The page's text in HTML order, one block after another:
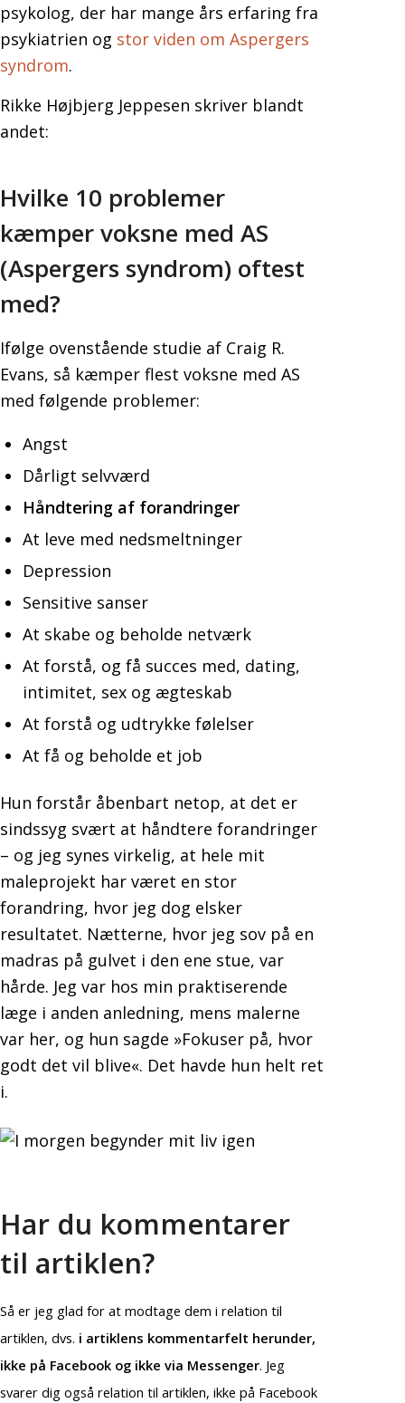
psykolog, der har mange års erfaring fra
psykiatrien og stor viden om Aspergers
syndrom.
Rikke Højbjerg Jeppesen skriver blandt
andet:
Hvilke 10 problemer
kæmper voksne med AS
(Aspergers syndrom) oftest
med?
Ifølge ovenstående studie af Craig R.
Evans, så kæmper flest voksne med AS
med følgende problemer:
Angst
Dårligt selvværd
Håndtering af forandringer
At leve med nedsmeltninger
Depression
Sensitive sanser
At skabe og beholde netværk
At forstå, og få succes med, dating,
intimitet, sex og ægteskab
At forstå og udtrykke følelser
At få og beholde et job
Hun forstår åbenbart netop, at det er
sindssyg svært at håndtere forandringer
– og jeg synes virkelig, at hele mit
maleprojekt har været en stor
forandring, hvor jeg dog elsker
resultatet. Nætterne, hvor jeg sov på en
madras på gulvet i den ene stue, var
hårde. Jeg var hos min praktiserende
læge i anden anledning, mens malerne
var her, og hun sagde »Fokuser på, hvor
godt det vil blive«. Det havde hun helt ret
i.
Har du kommentarer
til artiklen?
Så er jeg glad for at modtage dem i relation til
artiklen, dvs. i artiklens kommentarfelt herunder,
ikke på Facebook og ikke via Messenger. Jeg
svarer dig også relation til artiklen, ikke på Facebook